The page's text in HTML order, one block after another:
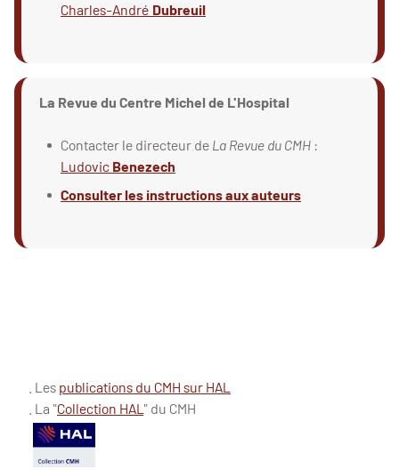
Charles-André Dubreuil
La Revue du Centre Michel de L'Hospital
Contacter le directeur de La Revue du CMH :
Ludovic Benezech
Consulter les instructions aux auteurs
. Les publications du CMH sur HAL
. La "Collection HAL " du CMH